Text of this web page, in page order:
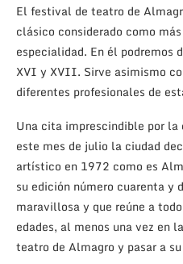
El festival de teatro de
clásico considerado como
especialidad. En él podremos
XVI y XVII. Sirve asimismo
diferentes profesionales de
Una cita imprescindible por
este mes de julio la ciudad
artístico en 1972 como es
su edición número cuarenta y
maravillosa y que reúne a
edades, al menos una vez en
teatro de Almagro y pasar a